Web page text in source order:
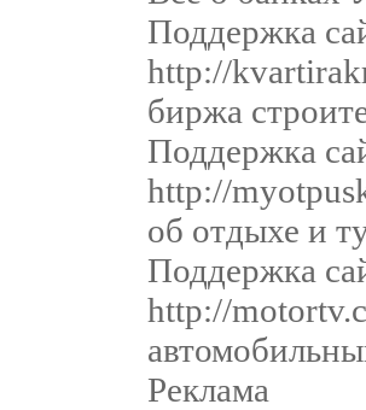
Поддержка
http://
биржа
Поддержка
http://
об отдыхе и
Поддержка
http://
Реклама